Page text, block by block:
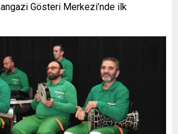
Gösteri Merkezi’nde ilk